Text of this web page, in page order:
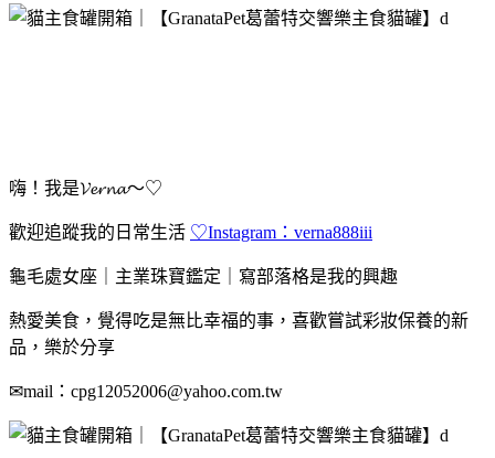
嗨！我是𝓥𝓮𝓻𝓷𝓪～♡
歡迎追蹤我的日常生活 ♡Instagram：verna888iii
龜毛處女座｜主業珠寶鑑定｜寫部落格是我的興趣
熱愛美食，覺得吃是無比幸福的事，喜歡嘗試彩妝保養的新
品，樂於分享
✉mail：cpg12052006@yahoo.com.tw